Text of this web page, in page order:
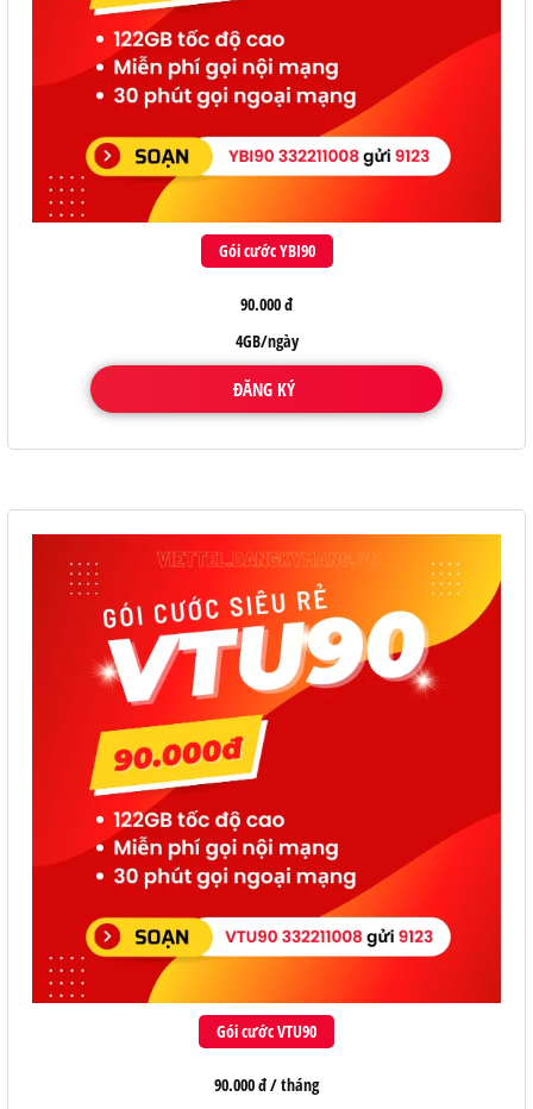
Gói cước YBI90
90.000 đ
4GB/ngày
ĐĂNG KÝ
Gói cước VTU90
90.000 đ / tháng